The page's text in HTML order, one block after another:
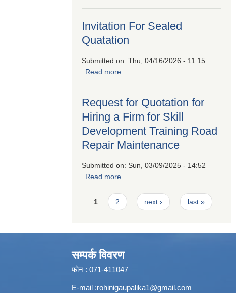
सम्बन्धी सूचना।
Invitation For Sealed
Quatation
Submitted on: Thu, 04/16/2026 - 11:15
Read more
Quatation
Request for Quotation for
Hiring a Firm for Skill
Development Training Road
Repair Maintenance
Submitted on: Sun, 03/09/2025 - 14:52
Read more
Hiring a Firm for Skill Development
Training Road Repair Maintenance
Pages
1 2 next › last »
सम्पर्क विवरण
फोन : 071-411047
E-mail :rohinigaupalika1@gmail.com